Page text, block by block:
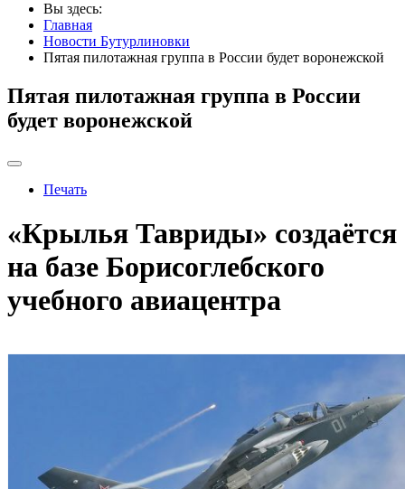
Вы здесь:
Главная
Новости Бутурлиновки
Пятая пилотажная группа в России будет воронежской
Пятая пилотажная группа в России
будет воронежской
Печать
«Крылья Тавриды» создаётся
на базе Борисоглебского
учебного авиацентра